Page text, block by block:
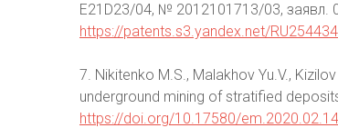
E21D23/04, № 2012101713/03, заявл.
https://patents.s3.yandex.net/
7. Nikitenko M.S., Malakhov Yu.V.,
underground mining of stratified
https://doi.org/10.17580/em.2020.02.14